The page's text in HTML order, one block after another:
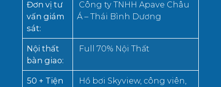
Đơn vị tư
vấn giám
sát:
Công ty TNHH Apave Châu
Á – Thái Bình Dương
Nội thất
bàn giao:
Full 70% Nội Thất
50 + Tiện
Hồ bơi Skyview, công viên,